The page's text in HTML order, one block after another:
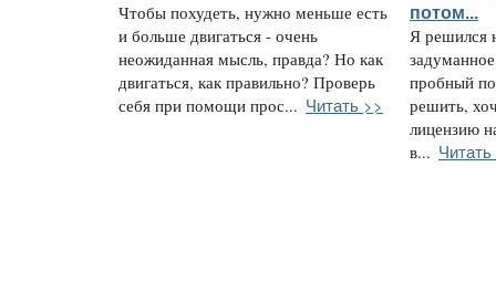
Чтобы похудеть, нужно меньше есть
и больше двигаться - очень
неожиданная мысль, правда? Но как
двигаться, как правильно? Проверь
себя при помощи прос... Читать >>
потом...
Я решился
пробный
решить,
лицензию
в...